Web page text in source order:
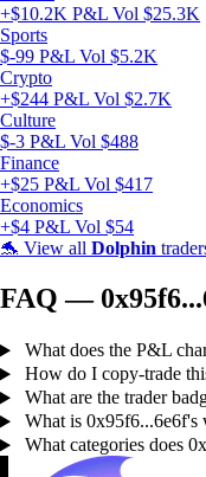
+$10.2K P&L Vol $25.3K
Sports
$-99 P&L Vol $5.2K
Crypto
+$244 P&L Vol $2.7K
Culture
$-3 P&L Vol $488
Finance
+$25 P&L Vol $417
Economics
+$4 P&L Vol $54
🐬 View all Dolphin
FAQ —
What does the P&L
How do I copy-trade
What are the trader
What is 0x95f6...6e6f's
What categories does